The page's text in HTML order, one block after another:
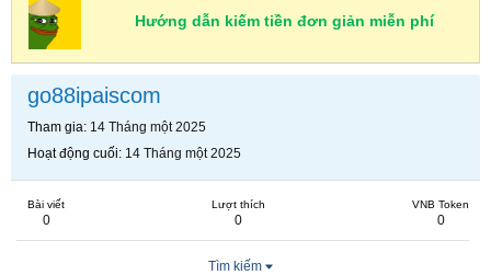
Hướng dẫn kiếm tiền đơn giản miễn phí
go88ipaiscom
Tham gia 14 Tháng một 2025
Hoạt động cuối 14 Tháng một 2025
Bài viết
0
Lượt thích
0
VNB Token
0
Tìm kiếm